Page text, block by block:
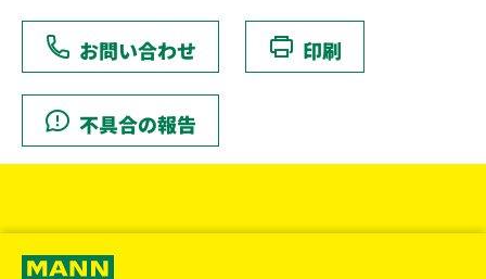
お問い合わせ 印刷
不具合の報告